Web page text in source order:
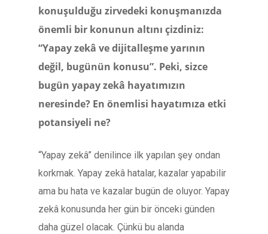
konuşulduğu zirvedeki konuşmanızda
önemli bir konunun altını çizdiniz:
“Yapay zekâ ve dijitalleşme yarının
değil, bugünün konusu”. Peki, sizce
bugün yapay zekâ hayatımızın
neresinde? En önemlisi hayatımıza etki
potansiyeli ne?
“Yapay zekâ” denilince ilk yapılan şey ondan
korkmak. Yapay zekâ hatalar, kazalar yapabilir
ama bu hata ve kazalar bugün de oluyor. Yapay
zekâ konusunda her gün bir önceki günden
daha güzel olacak. Çünkü bu alanda